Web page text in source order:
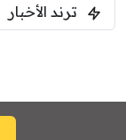
ترند الأخبار